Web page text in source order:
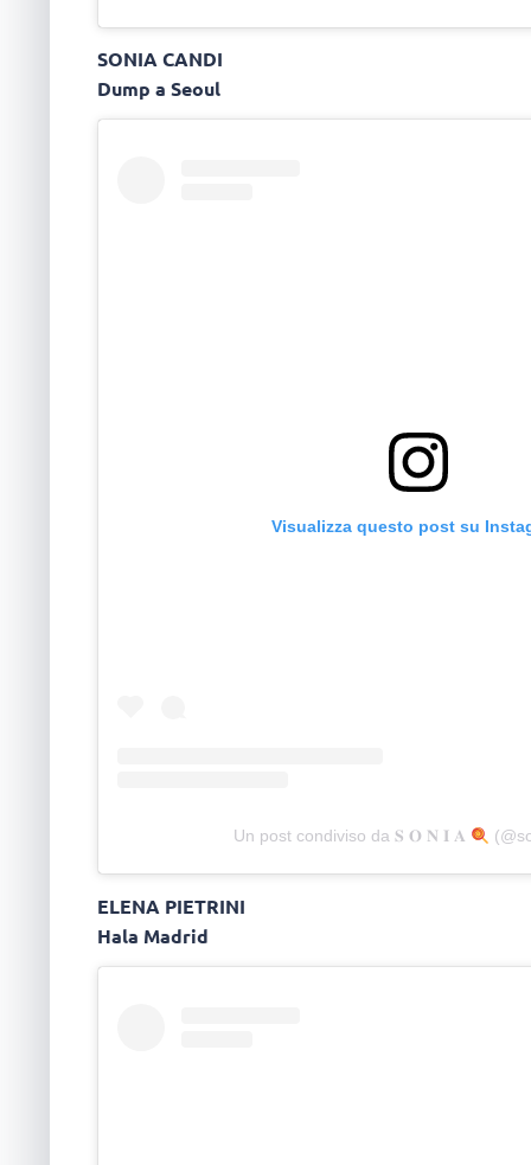
SONIA CANDI
Dump a Seoul
Visualizza questo post su
Un post condiviso da 𝐒 𝐎 𝐍 𝐈 𝐀
ELENA PIETRINI
Hala Madrid